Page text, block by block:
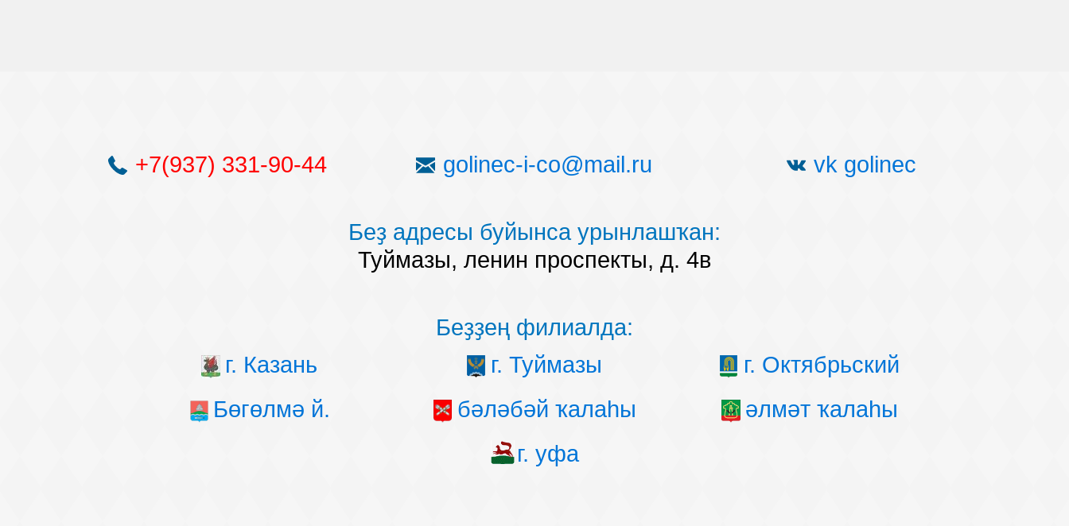
+7(937) 331-90-44 golinec-i-co@mail.ru vk golinec
Беҙ адресы буйынса урынлашҡан:
Туймазы, ленин проспекты, д. 4в
Беҙҙең филиалда:
г. Казань
г. Туймазы
г. Октябрьский
Бөгөлмә й.
бәләбәй ҡалаһы
әлмәт ҡалаһы
г. уфа